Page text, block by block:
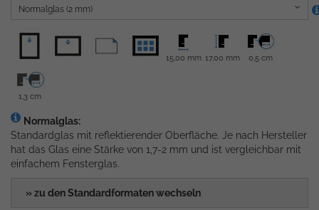
Normalglas (2 mm)
15,00 mm 17,00 mm 0,5 cm
1,3 cm
Normalglas:
Standardglas mit reflektierender Oberfläche. Je nach Hersteller
hat das Glas eine Stärke von 1,7-2 mm und ist vergleichbar mit
einfachem Fensterglas.
» zu den Standardformaten wechseln